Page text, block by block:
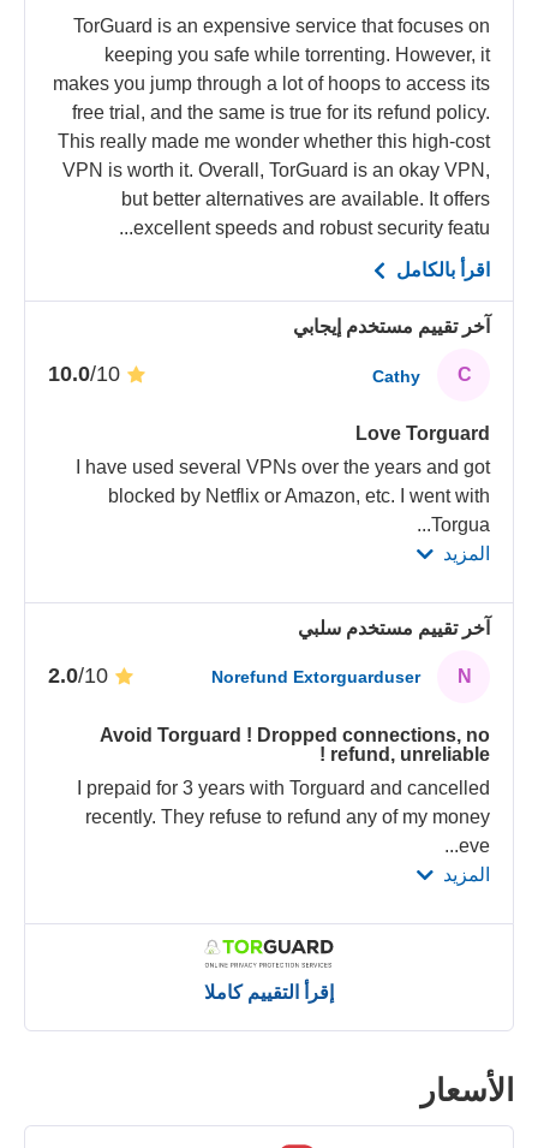
TorGuard is an expensive service that focuses on
keeping you safe while torrenting. However, it
makes you jump through a lot of hoops to access its
free trial, and the same is true for its refund policy.
This really made me wonder whether this high-cost
VPN is worth it. Overall, TorGuard is an okay VPN,
but better alternatives are available. It offers
excellent speeds and robust security featu...
اقرأ بالكامل
آخر تقييم مستخدم إيجابي
C
Cathy
/10
Love Torguard
I have used several VPNs over the years and got
blocked by Netflix or Amazon, etc. I went with
Torgua
...
المزيد
آخر تقييم مستخدم سلبي
N
Norefund Extorguarduser
/10
Avoid Torguard ! Dropped connections, no
refund, unreliable !
I prepaid for 3 years with Torguard and cancelled
recently. They refuse to refund any of my money
eve
...
المزيد
إقرأ التقييم كاملا
الأسعار